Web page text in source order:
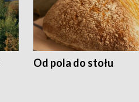
Od pola do stołu